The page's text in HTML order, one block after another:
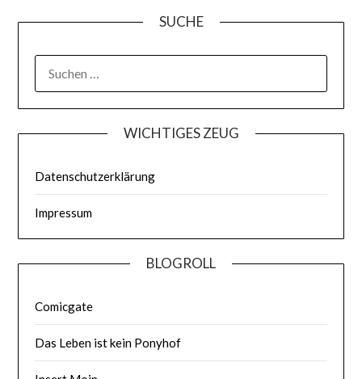
SUCHE
WICHTIGES ZEUG
Datenschutzerklärung
Impressum
BLOGROLL
Comicgate
Das Leben ist kein Ponyhof